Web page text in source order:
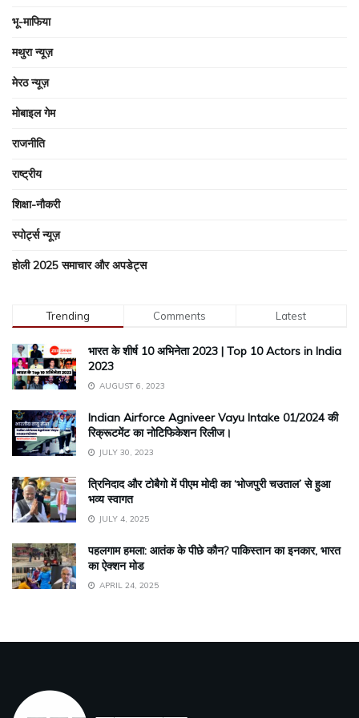
भू-माफिया
मथुरा न्यूज़
मेरठ न्यूज़
मोबाइल गेम
राजनीति
राष्ट्रीय
शिक्षा-नौकरी
स्पोर्ट्स न्यूज़
होली 2025 समाचार और अपडेट्स
Trending Comments Latest
भारत के शीर्ष 10 अभिनेता 2023 | Top 10 Actors in India
2023
AUGUST 6, 2023
Indian Airforce Agniveer Vayu Intake 01/2024 की
रिक्रूटमेंट का नोटिफिकेशन रिलीज।
JULY 30, 2023
त्रिनिदाद और टोबैगो में पीएम मोदी का ‘भोजपुरी चउताल’ से हुआ
भव्य स्वागत
JULY 4, 2025
पहलगाम हमला: आतंक के पीछे कौन? पाकिस्तान का इनकार, भारत
का ऐक्शन मोड
APRIL 24, 2025